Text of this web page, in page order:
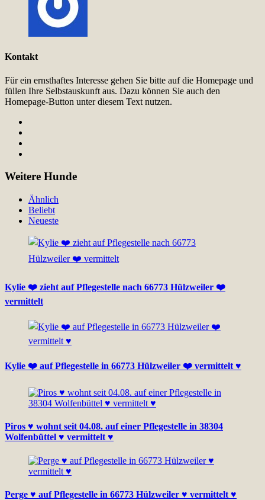
Kontakt
Für ein ernsthaftes Interesse gehen Sie bitte auf die Homepage und
füllen Ihre Selbstauskunft aus. Dazu können Sie auch den
Homepage-Button unter diesem Text nutzen.
Weitere Hunde
Ähnlich
Beliebt
Neueste
Kylie ❤️ zieht auf Pflegestelle nach 66773 Hülzweiler ❤️
vermittelt
Kylie ❤️ auf Pflegestelle in 66773 Hülzweiler ❤️ vermittelt ♥
Piros ♥ wohnt seit 04.08. auf einer Pflegestelle in 38304
Wolfenbüttel ♥ vermittelt ♥
Perge ♥ auf Pflegestelle in 66773 Hülzweiler ♥ vermittelt ♥